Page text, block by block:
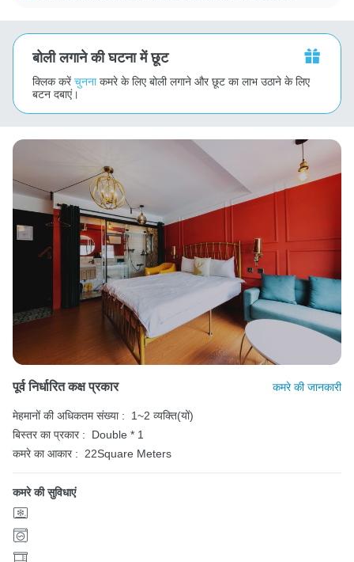
बोली लगाने की घटना में छूट
क्लिक करेंचुननाकमरे के लिए बोली लगाने और छूट का लाभ उठाने के लिए
बटन दबाएं।
पूर्व निर्धारित कक्ष प्रकार कमरे की जानकारी
मेहमानों की अधिकतम संख्या :
1~2 व्यक्ति(यों)
बिस्तर का प्रकार :
Double * 1
कमरे का आकार :
22Square Meters
कमरे की सुविधाएं